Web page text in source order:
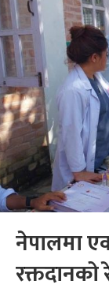
नेपालमा
रक्तदानको